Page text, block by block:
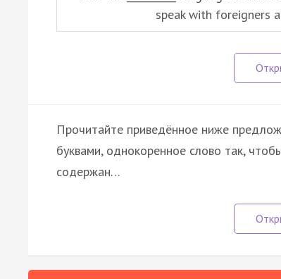
speak with foreigners
Прочитайте приведённое ниже
буквами, однокоренное слово так,
содержан…